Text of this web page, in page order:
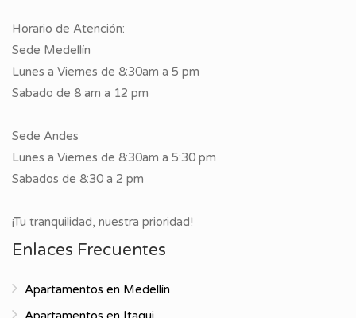
Horario de Atención:
Sede Medellín
Lunes a Viernes de 8:30am a 5 pm
Sabado de 8 am a 12 pm
Sede Andes
Lunes a Viernes de 8:30am a 5:30 pm
Sabados de 8:30 a 2 pm
¡Tu tranquilidad, nuestra prioridad!
Enlaces Frecuentes
Apartamentos en Medellín